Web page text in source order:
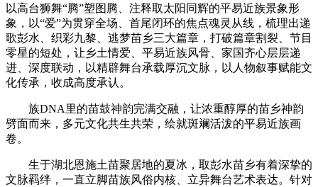
以高台狮舞“腾”塑图腾、注释取太阳同辉的平易近族景象形
象，以“爱”为贯穿全场、首尾闭环的焦点魂灵从线，梳理出递
歌彭水、织彩九黎、逃梦苗乡三大篇章，打破篇章割裂、节目
零星的短处，让乡土情爱、平易近族风骨、家国齐心层层递
进、深度联动，以精辟舞台承载厚沉文脉，以人物叙事赋能文
化传承，收成高度承认。
族DNA里的苗鼓神韵完满交融，让浓重醇厚的苗乡神韵
劈面而来，多元文化共生共荣，绘就斑斓活泼的平易近族画
卷。
生于湖北恩施土苗聚居地的夏冰，取彭水苗乡有着深挚的
文脉羁绊，一直立脚苗族风俗内核、立异舞台艺术表达。针对